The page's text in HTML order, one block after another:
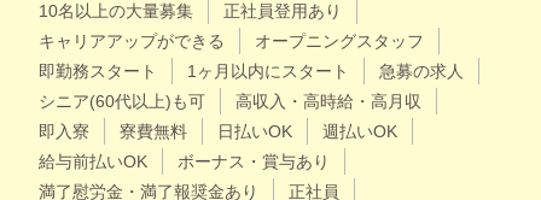
10名以上の大量募集
正社員登用あり
キャリアアップができる
オープニングスタッフ
即勤務スタート
1ヶ月以内にスタート
急募の求人
シニア(60代以上)も可
高収入・高時給・高月収
即入寮
寮費無料 日払いOK
週払いOK
給与前払いOK
ボーナス・賞与あり
満了慰労金・満了報奨金あり
正社員